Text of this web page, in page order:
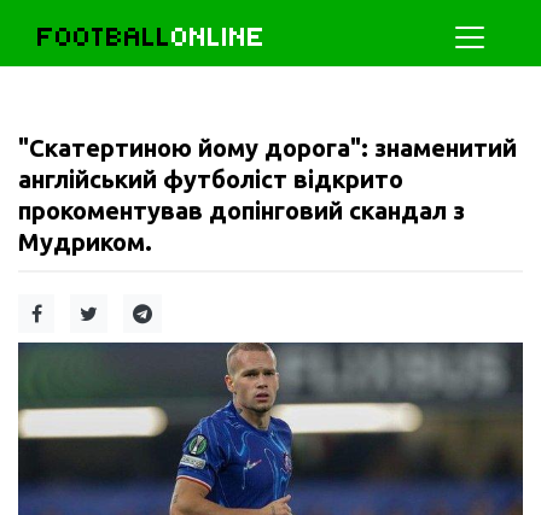
FOOTBALLONLINE
"Скатертиною йому дорога": знаменитий
англійський футболіст відкрито
прокоментував допінговий скандал з
Мудриком.